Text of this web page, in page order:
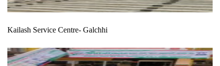
Kailash Service Centre- Galchhi